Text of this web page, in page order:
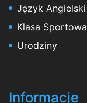
Język Angielski
Klasa Sportowa
Urodziny
Informacje